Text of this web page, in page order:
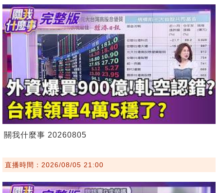
關我什麼事 20260805
直播時間：2026/08/05 21:00